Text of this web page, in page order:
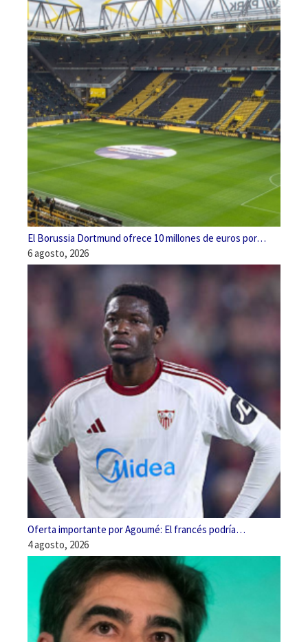
El Borussia Dortmund ofrece 10 millones de euros por…
6 agosto, 2026
Oferta importante por Agoumé: El francés podría…
4 agosto, 2026